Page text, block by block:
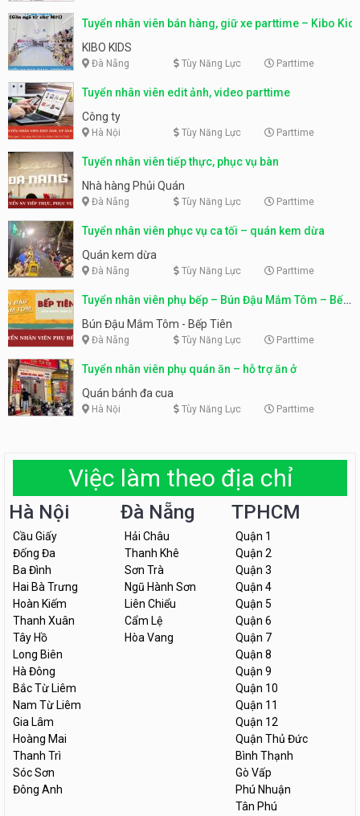
Tuyển nhân viên bán hàng, giữ xe parttime – Kibo Kid
KIBO KIDS
Đà Nẵng Tùy Năng Lực Parttime
Tuyển nhân viên edit ảnh, video parttime
Công ty
Hà Nội Tùy Năng Lực Parttime
Tuyển nhân viên tiếp thực, phục vụ bàn
Nhà hàng Phủi Quán
Đà Nẵng Tùy Năng Lực Parttime
Tuyển nhân viên phục vụ ca tối – quán kem dừa
Quán kem dừa
Đà Nẵng Tùy Năng Lực Parttime
Tuyển nhân viên phụ bếp – Bún Đậu Mắm Tôm – Bếp
Tiên
Bún Đậu Mắm Tôm - Bếp Tiên
Đà Nẵng Tùy Năng Lực Parttime
Tuyển nhân viên phụ quán ăn – hỗ trợ ăn ở
Quán bánh đa cua
Hà Nội Tùy Năng Lực Parttime
Việc làm theo địa chỉ
Hà Nội
Cầu Giấy
Đống Đa
Ba Đình
Hai Bà Trưng
Hoàn Kiếm
Thanh Xuân
Tây Hồ
Long Biên
Hà Đông
Bắc Từ Liêm
Nam Từ Liêm
Gia Lâm
Hoàng Mai
Thanh Trì
Sóc Sơn
Đông Anh
Đà Nẵng
Hải Châu
Thanh Khê
Sơn Trà
Ngũ Hành Sơn
Liên Chiểu
Cẩm Lệ
Hòa Vang
TPHCM
Quận 1
Quận 2
Quận 3
Quận 4
Quận 5
Quận 6
Quận 7
Quận 8
Quận 9
Quận 10
Quận 11
Quận 12
Quận Thủ Đức
Bình Thạnh
Gò Vấp
Phú Nhuận
Tân Phú